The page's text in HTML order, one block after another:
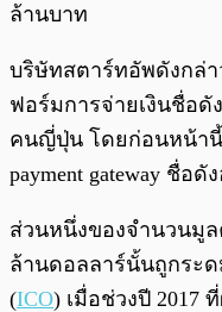
ล้านบาท
บริษัทสตาร์ทอัพดังกล่
ฟอร์มการจ่ายเงินชื่อ
คนญี่ปุ่น โดยก่อนหน้า
payment gateway ชื่อดั
ส่วนหนึ่งของจำนวนมู
ล้านดอลลาร์นั้นถูกระ
(ICO) เมื่อช่วงปี 2017